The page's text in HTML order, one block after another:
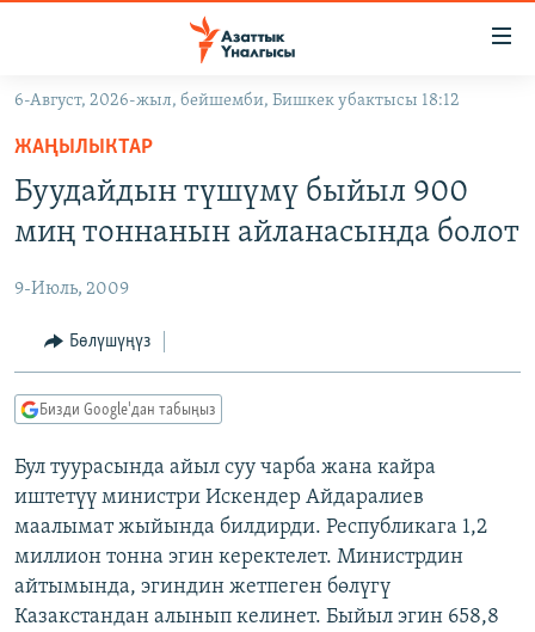
Навигацияга
өтүңүз
Издөөгө
салыңызКЫРГЫЗСТАН
ЭКОНОМИКА
МАДАНИЯТ
ДҮЙНӨ
БОРБОР АЗИЯ
АТАЙЫН ИЛИКТӨӨ
ТВ ПРОГРАММАЛАР
ЭКСПЕРТТЕР ТАЛДАЙТ
БИЗ ЖАНА ДҮЙНӨ
ДАНИСТЕ
ЭЖЕ-СИҢДИЛЕР
АЗАТТЫК+
ӨЗГӨЧӨ ПИКИР
Русский
ОНЛАЙН ШЕРИНЕ
6-Август, 2026-жыл, бейшемби, Бишкек убактысы 18:12
ЖАҢЫЛЫКТАР
Буудайдын түшүмү быйыл 900
миң тоннанын айланасында болот
9-Июль, 2009
Бөлүшүңүз
Бизди Google'дан табыңыз
Бул туурасында айыл суу чарба жана кайра
иштетүү министри Искендер Айдаралиев
маалымат жыйында билдирди. Республикага 1,2
миллион тонна эгин керектелет. Министрдин
айтымында, эгиндин жетпеген бөлүгү
Казакстандан алынып келинет. Быйыл эгин 658,8